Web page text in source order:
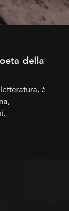
della
è